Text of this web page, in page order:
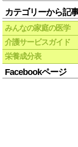
カテゴリーから記
みんなの家庭の医学
介護サービスガイド
栄養成分表
Facebookページ